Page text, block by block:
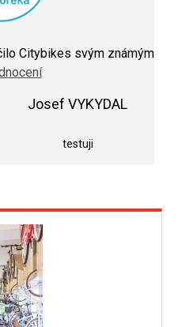
hodnocení
obchodu
je
Citybikes svým známým
Josef VYKYDAL
testuji